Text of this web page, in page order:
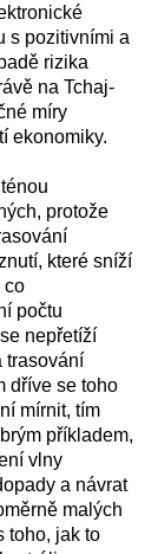
s pozitivními a
rizika
na Tchaj-
míry
ekonomiky.
protože
které sníží
co
počtu
nepřetíží
trasování
dříve se toho
mírnit, tím
příkladem,
vlny
a návrat
malých
toho, jak to